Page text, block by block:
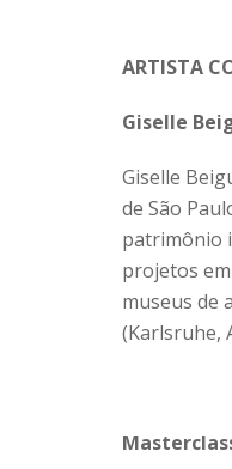
ARTISTA
Giselle
Giselle
de São
patrimônio
projetos
museus de
(Karlsruhe,